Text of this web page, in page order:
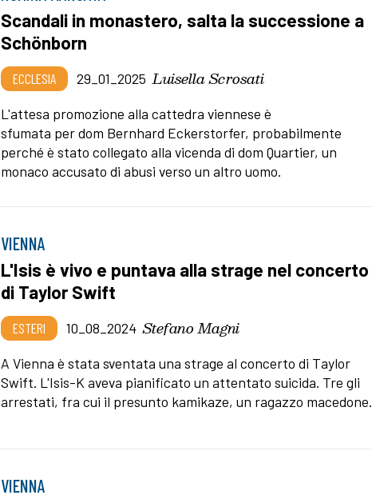
Scandali in monastero, salta la successione a
Schönborn
ECCLESIA 29_01_2025 Luisella Scrosati
L'attesa promozione alla cattedra viennese è
sfumata per dom Bernhard Eckerstorfer, probabilmente
perché è stato collegato alla vicenda di dom Quartier, un
monaco accusato di abusi verso un altro uomo.
VIENNA
L'Isis è vivo e puntava alla strage nel concerto
di Taylor Swift
ESTERI 10_08_2024 Stefano Magni
A Vienna è stata sventata una strage al concerto di Taylor
Swift. L'Isis-K aveva pianificato un attentato suicida. Tre gli
arrestati, fra cui il presunto kamikaze, un ragazzo macedone.
VIENNA